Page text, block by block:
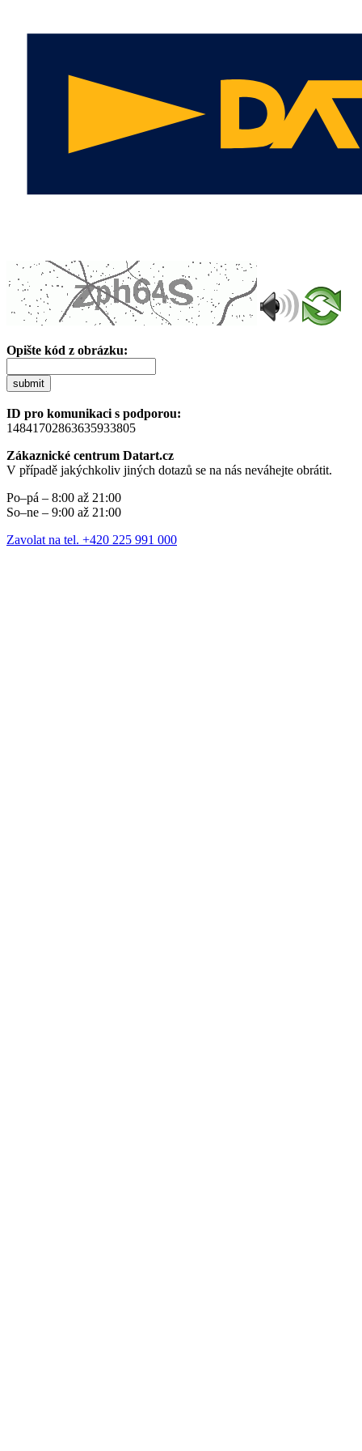
Opište kód z obrázku:
submit
ID pro komunikaci s podporou:
14841702863635933805
Zákaznické centrum Datart.cz
V případě jakýchkoliv jiných dotazů se na nás neváhejte obrátit.
Po–pá – 8:00 až 21:00
So–ne – 9:00 až 21:00
Zavolat na tel. +420 225 991 000